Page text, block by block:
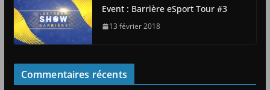
Event : Barrière eSport Tour #3
13 février 2018
Commentaires récents